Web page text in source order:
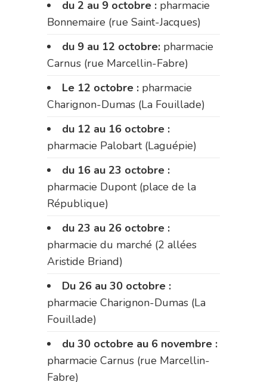
du 2 au 9 octobre : pharmacie
Bonnemaire (rue Saint-Jacques)
du 9 au 12 octobre: pharmacie
Carnus (rue Marcellin-Fabre)
Le 12 octobre : pharmacie
Charignon-Dumas (La Fouillade)
du 12 au 16 octobre :
pharmacie Palobart (Laguépie)
du 16 au 23 octobre :
pharmacie Dupont (place de la
République)
du 23 au 26 octobre :
pharmacie du marché (2 allées
Aristide Briand)
Du 26 au 30 octobre :
pharmacie Charignon-Dumas (La
Fouillade)
du 30 octobre au 6 novembre :
pharmacie Carnus (rue Marcellin-
Fabre)